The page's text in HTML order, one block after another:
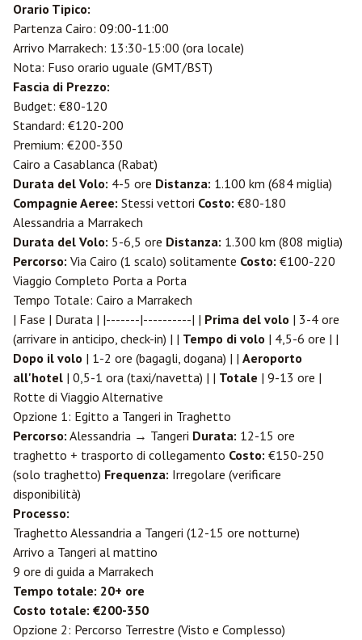
Orario Tipico:
Partenza Cairo: 09:00-11:00
Arrivo Marrakech: 13:30-15:00 (ora locale)
Nota: Fuso orario uguale (GMT/BST)
Fascia di Prezzo:
Budget: €80-120
Standard: €120-200
Premium: €200-350
Cairo a Casablanca (Rabat)
Durata del Volo: 4-5 ore Distanza: 1.100 km (684 miglia)
Compagnie Aeree: Stessi vettori Costo: €80-180
Alessandria a Marrakech
Durata del Volo: 5-6,5 ore Distanza: 1.300 km (808 miglia)
Percorso: Via Cairo (1 scalo) solitamente Costo: €100-220
Viaggio Completo Porta a Porta
Tempo Totale: Cairo a Marrakech
| Fase | Durata | |-------|----------| | Prima del volo | 3-4 ore
(arrivare in anticipo, check-in) | | Tempo di volo | 4,5-6 ore | |
Dopo il volo | 1-2 ore (bagagli, dogana) | | Aeroporto
all'hotel | 0,5-1 ora (taxi/navetta) | | Totale | 9-13 ore |
Rotte di Viaggio Alternative
Opzione 1: Egitto a Tangeri in Traghetto
Percorso: Alessandria → Tangeri Durata: 12-15 ore
traghetto + trasporto di collegamento Costo: €150-250
(solo traghetto) Frequenza: Irregolare (verificare
disponibilità)
Processo:
Traghetto Alessandria a Tangeri (12-15 ore notturne)
Arrivo a Tangeri al mattino
9 ore di guida a Marrakech
Tempo totale: 20+ ore
Costo totale: €200-350
Opzione 2: Percorso Terrestre (Visto e Complesso)